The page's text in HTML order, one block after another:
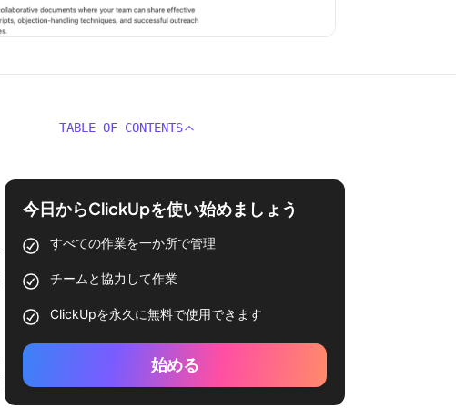
TABLE OF CONTENTS
今日からClickUpを使い始めましょう
すべての作業を一か所で管理
チームと協力して作業
ClickUpを永久に無料で使用できます
始める